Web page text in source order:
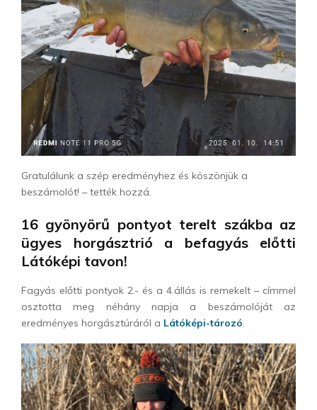
Gratulálunk a szép eredményhez és köszönjük a
beszámolót! – tették hozzá.
16 gyönyörű pontyot terelt szákba az
ügyes horgásztrió a befagyás előtti
Látóképi tavon!
Fagyás előtti pontyok 2.- és a 4.állás is remekelt – címmel
osztotta meg néhány napja a beszámolóját az
eredményes horgásztúráról a Látóképi-tározó.